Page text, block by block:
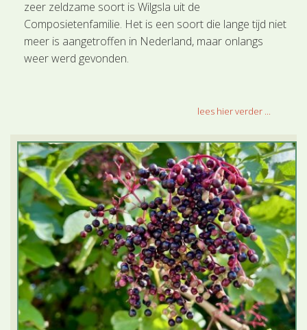
zeer zeldzame soort is Wilgsla uit de
Composietenfamilie. Het is een soort die lange tijd niet
meer is aangetroffen in Nederland, maar onlangs
weer werd gevonden.
lees hier verder ...